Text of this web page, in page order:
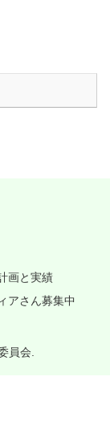
画と実績
アさん募集中
員会.